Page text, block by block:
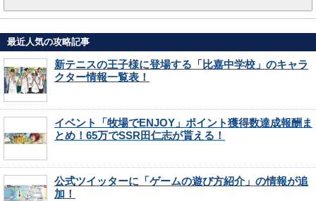
最近人気の攻略記事
新テニスの王子様に登場する「比嘉中学校」のキャラ
クター情報一覧表！
イベント「牧場でENJOY」ポイント獲得数達成報酬ま
とめ！65万でSSR田仁志が貰える！
公式ツイッターに「ゲームの遊び方紹介」の情報が追
加！